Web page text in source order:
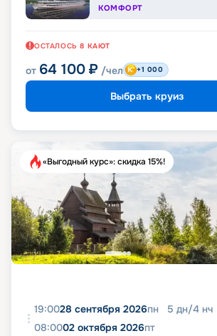
КОМФОРТ
ОСТАЛОСЬ 8 КАЮТ
от 64 100 ₽ /чел +1 000
Выбрать круиз
«Выгодный курс»: скидка 15%!
19:0028 сентября 2026пн 5 дн/4 нч
08:0002 октября 2026пт